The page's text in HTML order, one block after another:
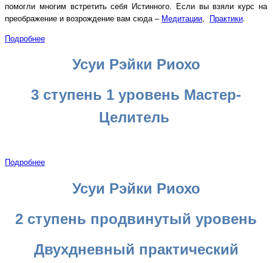
помогли многим встретить себя Истинного. Если вы взяли курс на
преображение и возрождение вам сюда – Медитации Практики
Подробнее
Усуи Рэйки Риохо
3 ступень 1 уровень Мастер-
Целитель
Подробнее
Усуи Рэйки Риохо
2 ступень продвинутый уровень
Двухдневный практический